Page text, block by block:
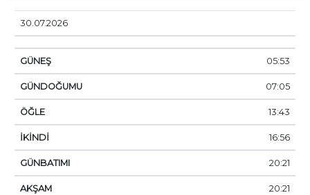
30.07.2026
05:53
07:05
13:43
16:56
20:21
20:21